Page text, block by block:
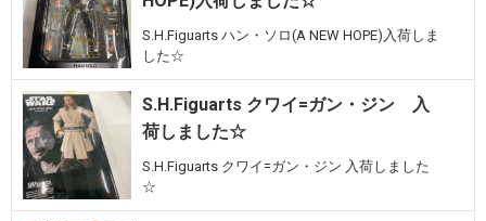
S.H.Figuarts ハン・ソロ(A NEW HOPE)入荷しま
した☆
S.H.Figuarts クワイ=ガン・ジン 入
荷しました☆
S.H.Figuarts クワイ=ガン・ジン 入荷しました
☆